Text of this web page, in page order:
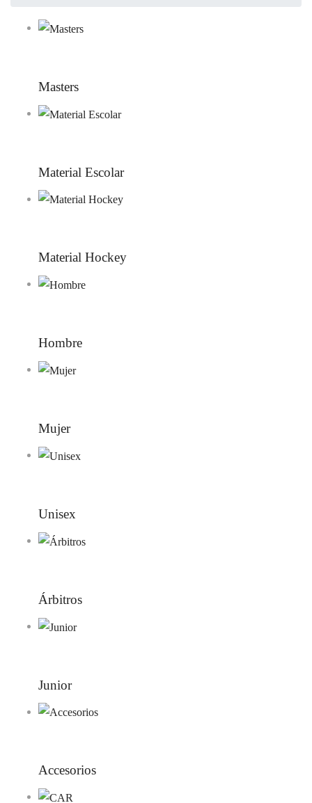
Masters
Material Escolar
Material Hockey
Hombre
Mujer
Unisex
Árbitros
Junior
Accesorios